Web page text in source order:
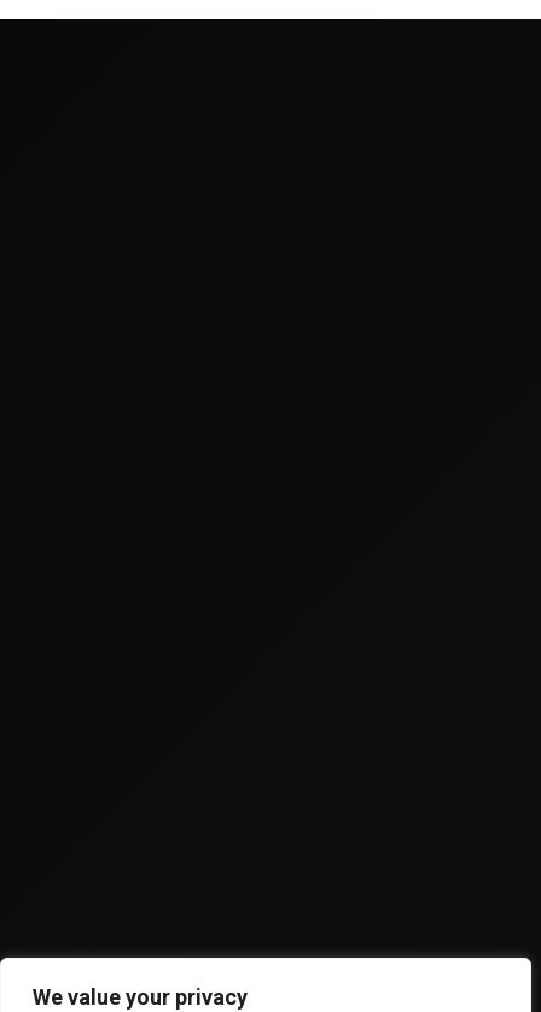
We value your privacy